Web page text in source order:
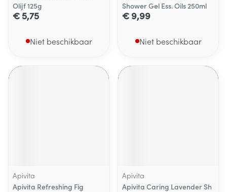
Olijf 125g
€ 5,75
Niet beschikbaar
Shower Gel Ess. Oils 250ml
€ 9,99
Niet beschikbaar
Apivita
Apivita Refreshing Fig
Apivita
Apivita Caring Lavender Sh